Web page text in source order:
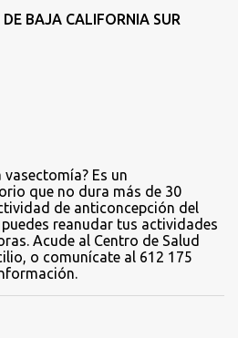
BAJA CALIFORNIA SUR
vasectomía? Es un
que no dura más de 30
de anticoncepción del
reanudar tus actividades
Acude al Centro de Salud
o comunícate al 612 175